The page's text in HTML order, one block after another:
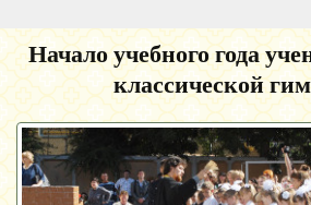
Начало учебного года
классической